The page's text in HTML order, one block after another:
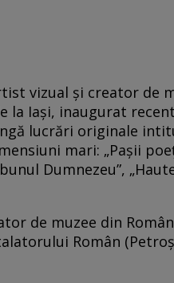
vizual și creator de
la Iași, inaugurat
lucrări originale
mari: „Pașii
Dumnezeu”,
de muzee din
Român